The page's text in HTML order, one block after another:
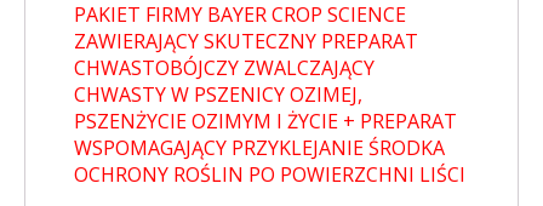
PAKIET FIRMY BAYER CROP SCIENCE
ZAWIERAJĄCY SKUTECZNY PREPARAT
CHWASTOBÓJCZY ZWALCZAJĄCY
CHWASTY W PSZENICY OZIMEJ,
PSZENŻYCIE OZIMYM I ŻYCIE + PREPARAT
WSPOMAGAJĄCY PRZYKLEJANIE ŚRODKA
OCHRONY ROŚLIN PO POWIERZCHNI LIŚCI